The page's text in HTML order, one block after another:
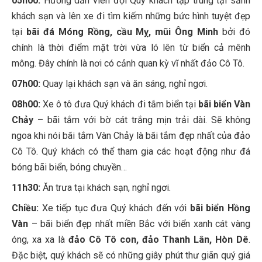
khách sạn và lên xe đi tìm kiếm những bức hình tuyệt đẹp
tại bãi đá Móng Rồng, cầu Mỵ, mũi Ông Minh bởi đó
chính là thời điểm mặt trời vừa ló lên từ biển cả mênh
mông. Đây chính là nơi có cảnh quan kỳ vĩ nhất đảo Cô Tô.
07h00: Quay lại khách sạn và ăn sáng, nghỉ ngơi.
08h00: Xe ô tô đưa Quý khách đi tắm biển tại bãi biển Vàn
Chảy – bãi tắm với bờ cát trắng mịn trải dài. Sẽ không
ngoa khi nói bãi tắm Vàn Chảy là bãi tắm đẹp nhất của đảo
Cô Tô. Quý khách có thể tham gia các hoạt động như đá
bóng bãi biển, bóng chuyền…
11h30: Ăn trưa tại khách sạn, nghỉ ngơi.
Chiều: Xe tiếp tục đưa Quý khách đến với bãi biển Hồng
Vàn – bãi biển đẹp nhất miền Bắc với biển xanh cát vàng
óng, xa xa là đảo Cô Tô con, đảo Thanh Lân, Hòn Dê.
Đặc biệt, quý khách sẽ có những giây phút thư giãn quý giá